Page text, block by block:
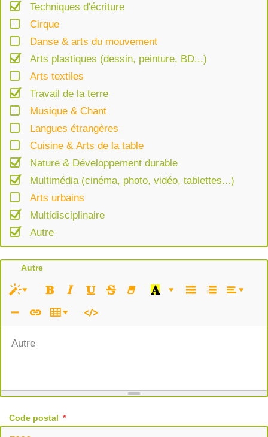
Techniques d'écriture
Cirque
Danse & arts du mouvement
Arts plastiques (dessin, peinture, BD...)
Arts textiles
Travail de la terre
Musique & Chant
Langues étrangères
Cuisine & Arts de la table
Nature & Développement durable
Multimédia (cinéma, photo, vidéo, tablettes...)
Arts urbains
Multidisciplinaire
Autre
Autre
Autre
Code postal